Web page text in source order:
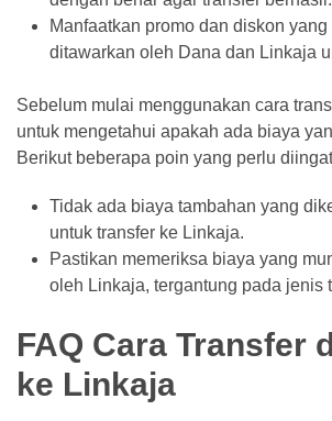
Manfaatkan promo dan diskon yang
ditawarkan oleh Dana dan Linkaja
Sebelum mulai menggunakan cara
untuk mengetahui apakah ada biaya
Berikut beberapa poin yang perlu
Tidak ada biaya tambahan yang
untuk transfer ke Linkaja.
Pastikan memeriksa biaya yang
oleh Linkaja, tergantung pada jenis
FAQ Cara Transfer
ke Linkaja